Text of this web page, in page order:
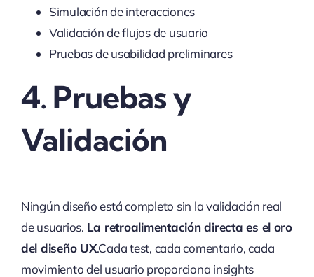
Simulación de interacciones
Validación de flujos de usuario
Pruebas de usabilidad preliminares
4. Pruebas y
Validación
Ningún diseño está completo sin la validación real
de usuarios. La retroalimentación directa es el oro
del diseño UX.Cada test, cada comentario, cada
movimiento del usuario proporciona insights